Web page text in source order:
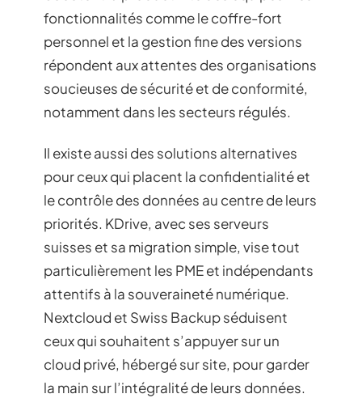
fonctionnalités comme le coffre-fort
personnel et la gestion fine des versions
répondent aux attentes des organisations
soucieuses de sécurité et de conformité,
notamment dans les secteurs régulés.
Il existe aussi des solutions alternatives
pour ceux qui placent la confidentialité et
le contrôle des données au centre de leurs
priorités. KDrive, avec ses serveurs
suisses et sa migration simple, vise tout
particulièrement les PME et indépendants
attentifs à la souveraineté numérique.
Nextcloud et Swiss Backup séduisent
ceux qui souhaitent s’appuyer sur un
cloud privé, hébergé sur site, pour garder
la main sur l’intégralité de leurs données.